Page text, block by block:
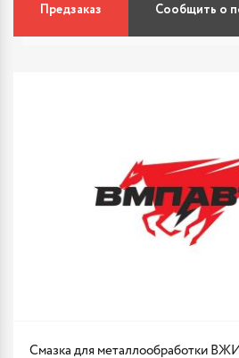
Предзаказ Сообщить о
Смазка для металлообработки